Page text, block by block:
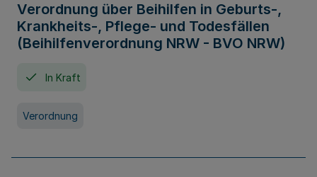
Verordnung über Beihilfen in Geburts-,
Krankheits-, Pflege- und Todesfällen
(Beihilfenverordnung NRW - BVO NRW)
In Kraft
Verordnung